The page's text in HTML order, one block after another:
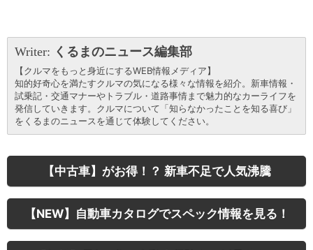
Writer: くるまのニュース編集部
【クルマをもっと身近にするWEB情報メディア】
知的好奇心を満たすクルマの気になる様々な情報を紹介。新車情報・
試乗記・交通マナーやトラブル・道路事情まで魅力的なカーライフを
発信していきます。クルマについて「知らなかったことを知る喜び」
をくるまのニュースを通じて体験してください。
【中古車】がお得！？ 新車不足で人気沸騰
【NEW】自動車カタログでスペック情報を見る！